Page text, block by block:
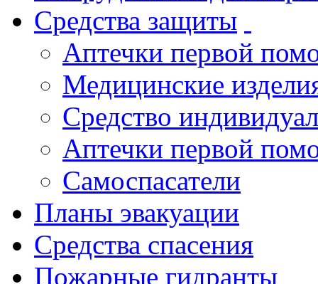
Средства защиты
Аптечки первой
Медицинские
Средство
Аптечки первой
Самоспасатели
Планы эвакуации
Средства спасения
Пожарные гидранты